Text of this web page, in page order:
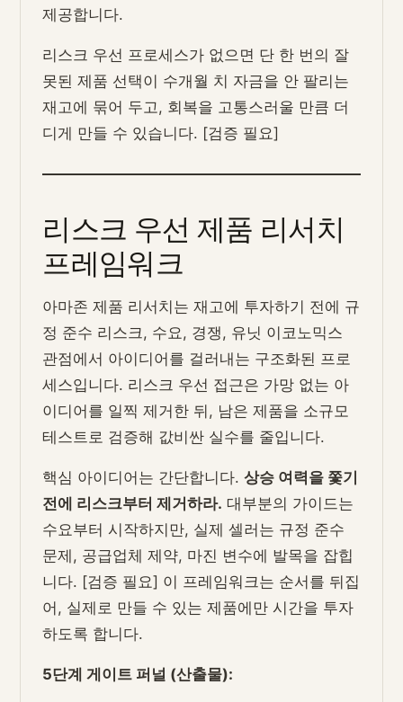
제공합니다.
리스크 우선 프로세스가 없으면 단 한 번의 잘
못된 제품 선택이 수개월 치 자금을 안 팔리는
재고에 묶어 두고, 회복을 고통스러울 만큼 더
디게 만들 수 있습니다. [검증 필요]
리스크 우선 제품 리서치
프레임워크
아마존 제품 리서치는 재고에 투자하기 전에 규
정 준수 리스크, 수요, 경쟁, 유닛 이코노믹스
관점에서 아이디어를 걸러내는 구조화된 프로
세스입니다. 리스크 우선 접근은 가망 없는 아
이디어를 일찍 제거한 뒤, 남은 제품을 소규모
테스트로 검증해 값비싼 실수를 줄입니다.
핵심 아이디어는 간단합니다.상승 여력을 쫓기
전에 리스크부터 제거하라. 대부분의 가이드는
수요부터 시작하지만, 실제 셀러는 규정 준수
문제, 공급업체 제약, 마진 변수에 발목을 잡힙
니다. [검증 필요] 이 프레임워크는 순서를 뒤집
어, 실제로 만들 수 있는 제품에만 시간을 투자
하도록 합니다.
5단계 게이트 퍼널 (산출물):